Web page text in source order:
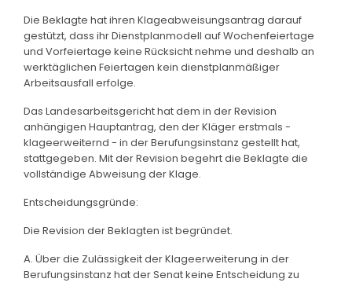
Die Beklagte hat ihren Klageabweisungsantrag darauf
gestützt, dass ihr Dienstplanmodell auf Wochenfeiertage
und Vorfeiertage keine Rücksicht nehme und deshalb an
werktäglichen Feiertagen kein dienstplanmäßiger
Arbeitsausfall erfolge.
Das Landesarbeitsgericht hat dem in der Revision
anhängigen Hauptantrag, den der Kläger erstmals -
klageerweiternd - in der Berufungsinstanz gestellt hat,
stattgegeben. Mit der Revision begehrt die Beklagte die
vollständige Abweisung der Klage.
Entscheidungsgründe:
Die Revision der Beklagten ist begründet.
A. Über die Zulässigkeit der Klageerweiterung in der
Berufungsinstanz hat der Senat keine Entscheidung zu